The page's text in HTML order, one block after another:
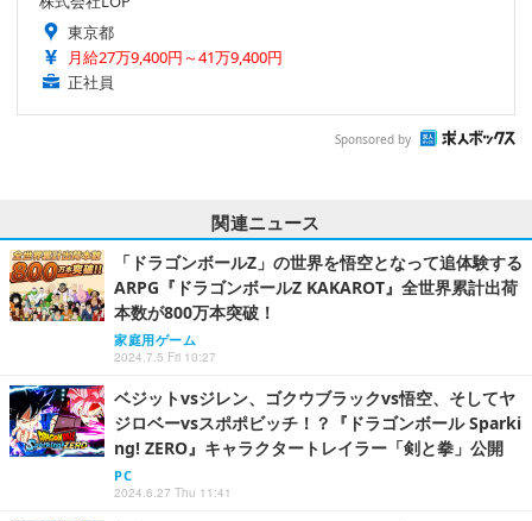
東京都
月給27万9,400円～41万9,400円
正社員
Sponsored by
関連ニュース
「ドラゴンボールZ」の世界を悟空となって追体験する
ARPG『ドラゴンボールZ KAKAROT』全世界累計出荷
本数が800万本突破！
家庭用ゲーム
2024.7.5 Fri 10:27
ベジットvsジレン、ゴクウブラックvs悟空、そしてヤ
ジロベーvsスポポビッチ！？『ドラゴンボール Sparki
ng! ZERO』キャラクタートレイラー「剣と拳」公開
PC
2024.6.27 Thu 11:41